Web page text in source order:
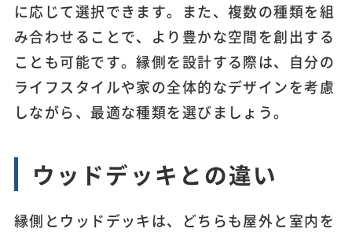
に応じて選択できます。また、複数の種類を組
み合わせることで、より豊かな空間を創出する
ことも可能です。縁側を設計する際は、自分の
ライフスタイルや家の全体的なデザインを考慮
しながら、最適な種類を選びましょう。
ウッドデッキとの違い
縁側とウッドデッキは、どちらも屋外と室内を